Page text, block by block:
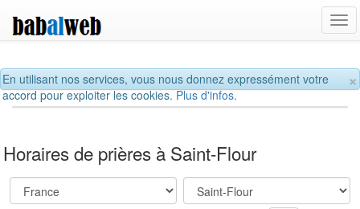
×
En utilisant nos services, vous nous donnez expressément votre
accord pour exploiter les cookies.Plus d'infos.
Horaires de prières à Saint-Flour